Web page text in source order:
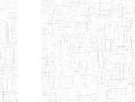
ECOLE DE
FORMATION
DES
INSTITUTEURS
ST ANDRE